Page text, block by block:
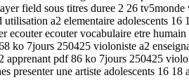
field sous titres duree 2 26
a2 elementaire adolescents
ecouter ecouter vocabulaire etre
7jours 250425 violoniste a2
pdf 86 ko 7jours 250425
une artiste adolescents 16